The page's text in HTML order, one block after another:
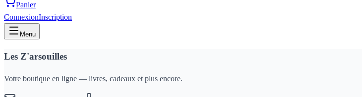
Panier
ConnexionInscription
Menu
Les Z'arsouilles
Votre boutique en ligne — livres, cadeaux et plus encore.